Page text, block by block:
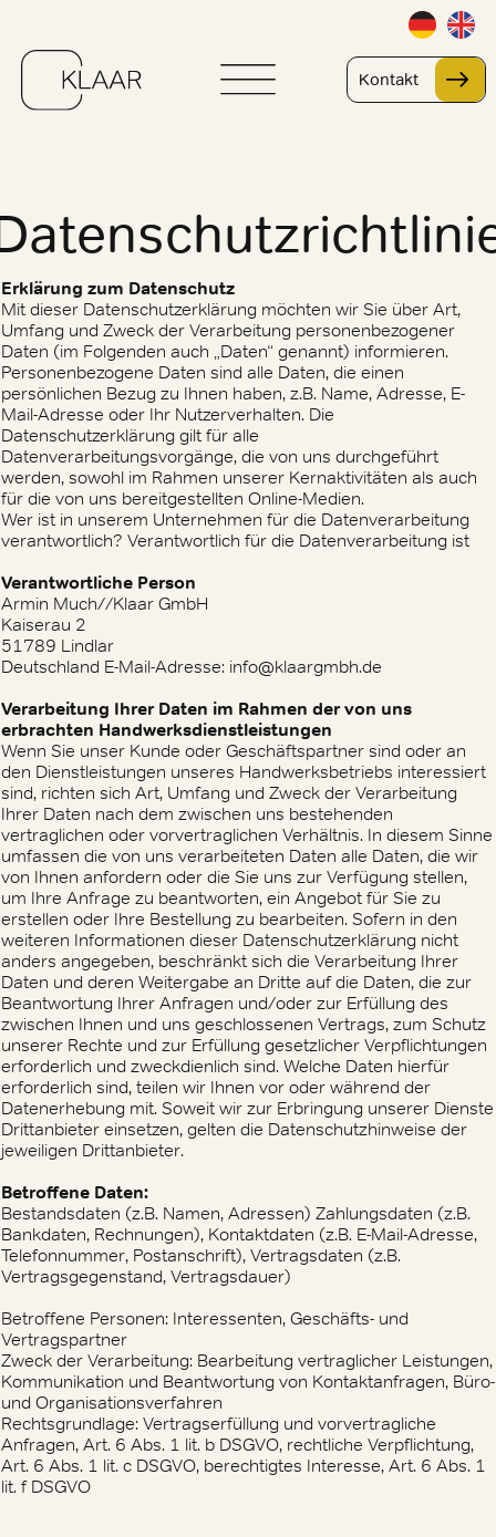
Kontakt
Erklärung zum Datenschutz
Mit dieser Datenschutzerklärung möchten wir Sie über Art,
Umfang und Zweck der Verarbeitung personenbezogener
Daten (im Folgenden auch „Daten“ genannt) informieren.
Personenbezogene Daten sind alle Daten, die einen
persönlichen Bezug zu Ihnen haben, z.B. Name, Adresse, E-
Mail-Adresse oder Ihr Nutzerverhalten. Die
Datenschutzerklärung gilt für alle
Datenverarbeitungsvorgänge, die von uns durchgeführt
werden, sowohl im Rahmen unserer Kernaktivitäten als auch
für die von uns bereitgestellten Online-Medien.
Wer ist in unserem Unternehmen für die Datenverarbeitung
verantwortlich? Verantwortlich für die Datenverarbeitung ist
Verantwortliche Person
Armin Much//Klaar GmbH
Kaiserau 2
51789 Lindlar
Deutschland E-Mail-Adresse: info@klaargmbh.de
Verarbeitung Ihrer Daten im Rahmen der von uns
erbrachten Handwerksdienstleistungen
Wenn Sie unser Kunde oder Geschäftspartner sind oder an
den Dienstleistungen unseres Handwerksbetriebs interessiert
sind, richten sich Art, Umfang und Zweck der Verarbeitung
Ihrer Daten nach dem zwischen uns bestehenden
vertraglichen oder vorvertraglichen Verhältnis. In diesem Sinne
umfassen die von uns verarbeiteten Daten alle Daten, die wir
von Ihnen anfordern oder die Sie uns zur Verfügung stellen,
um Ihre Anfrage zu beantworten, ein Angebot für Sie zu
erstellen oder Ihre Bestellung zu bearbeiten. Sofern in den
weiteren Informationen dieser Datenschutzerklärung nicht
anders angegeben, beschränkt sich die Verarbeitung Ihrer
Daten und deren Weitergabe an Dritte auf die Daten, die zur
Beantwortung Ihrer Anfragen und/oder zur Erfüllung des
zwischen Ihnen und uns geschlossenen Vertrags, zum Schutz
unserer Rechte und zur Erfüllung gesetzlicher Verpflichtungen
erforderlich und zweckdienlich sind. Welche Daten hierfür
erforderlich sind, teilen wir Ihnen vor oder während der
Datenerhebung mit. Soweit wir zur Erbringung unserer Dienste
Drittanbieter einsetzen, gelten die Datenschutzhinweise der
jeweiligen Drittanbieter.
Betroffene Daten:
Bestandsdaten (z.B. Namen, Adressen) Zahlungsdaten (z.B.
Bankdaten, Rechnungen), Kontaktdaten (z.B. E-Mail-Adresse,
Telefonnummer, Postanschrift), Vertragsdaten (z.B.
Vertragsgegenstand, Vertragsdauer)
Betroffene Personen: Interessenten, Geschäfts- und
Vertragspartner
Zweck der Verarbeitung: Bearbeitung vertraglicher Leistungen,
Kommunikation und Beantwortung von Kontaktanfragen, Büro-
und Organisationsverfahren
Rechtsgrundlage: Vertragserfüllung und vorvertragliche
Anfragen, Art. 6 Abs. 1 lit. b DSGVO, rechtliche Verpflichtung,
Art. 6 Abs. 1 lit. c DSGVO, berechtigtes Interesse, Art. 6 Abs. 1
lit. f DSGVO